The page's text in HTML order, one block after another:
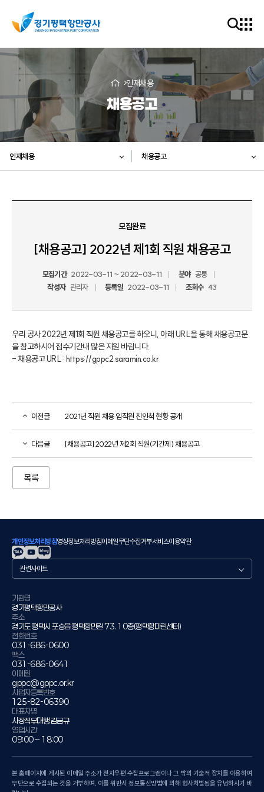
인재채용
채용공고
인재채용 채용공고
모집완료
[채용공고] 2022년 제1회 직원 채용공고
모집기간 2022-03-11 ~ 2022-03-11 분야 공통
작성자 관리자 등록일 2022-03-11 조회수 43
우리 공사 2022년 제1회 직원 채용공고를 하오니, 아래 URL을 통해 채용공고문
을 참고하시어 접수기간내 많은 지원 바랍니다.
- 채용공고 URL : https://gppc2.saramin.co.kr
이전글 2021년 직원 채용 임직원 친인척 현황 공개
다음글 [채용공고] 2022년 제2회 직원(기간제) 채용공고
목록
개인정보처리방침영상정보처리방침이메일무단수집거부서비스이용약관
관
련
이
트
기관명
경기평택항만공사
주소
경기도 평택시 포승읍 평택항만길 73. 10층(평택항마린센터)
전화번호
031-686-0600
팩스
031-686-0641
이메일
gppc@gppc.or.kr
사업자등록번호
125-82-06390
대표자명
사장직무대행 김금규
영업시간
09:00 ~ 18:00
본 홈페이지에 게시된 이메일 주소가 전자우편 수집프로그램이나 그 밖의 기술적 장치를 이용하여
무단으로 수집되는 것을 거부하며, 이를 위반시 정보통신망법에 의해 형사처벌됨을 유념하시기 바